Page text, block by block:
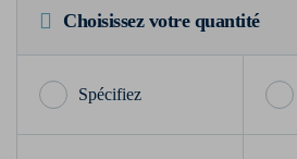
Choisissez votre quantité